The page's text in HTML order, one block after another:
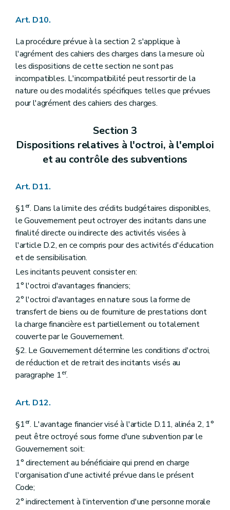
Art. D10.
La procédure prévue à la section 2 s'applique à
l'agrément des cahiers des charges dans la mesure où
les dispositions de cette section ne sont pas
incompatibles. L'incompatibilité peut ressortir de la
nature ou des modalités spécifiques telles que prévues
pour l'agrément des cahiers des charges.
Section 3
Dispositions relatives à l'octroi, à l'emploi
et au contrôle des subventions
Art. D11.
§1er. Dans la limite des crédits budgétaires disponibles,
le Gouvernement peut octroyer des incitants dans une
finalité directe ou indirecte des activités visées à
l'article D.2, en ce compris pour des activités d'éducation
et de sensibilisation.
Les incitants peuvent consister en:
1° l'octroi d'avantages financiers;
2° l'octroi d'avantages en nature sous la forme de
transfert de biens ou de fourniture de prestations dont
la charge financière est partiellement ou totalement
couverte par le Gouvernement.
§2. Le Gouvernement détermine les conditions d'octroi,
de réduction et de retrait des incitants visés au
paragraphe 1er.
Art. D12.
§1er. L'avantage financier visé à l'article D.11, alinéa 2, 1°
peut être octroyé sous forme d'une subvention par le
Gouvernement soit:
1° directement au bénéficiaire qui prend en charge
l'organisation d'une activité prévue dans le présent
Code;
2° indirectement à l'intervention d'une personne morale